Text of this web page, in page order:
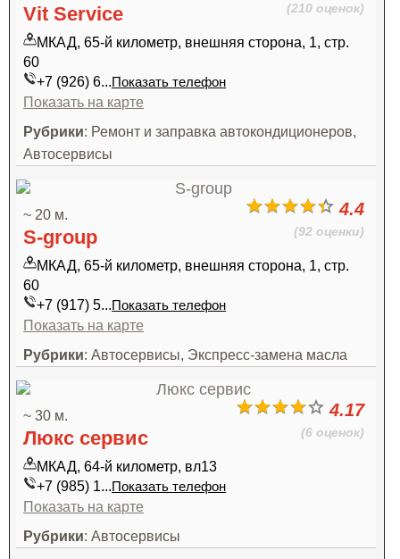
(210 оценок)
Vit Service
МКАД, 65-й километр, внешняя сторона, 1, стр.
60
+7 (926) 6...Показать телефон
Показать на карте
Рубрики: Ремонт и заправка автокондиционеров,
Автосервисы
4.4
(92 оценки)
~ 20 м.
S-group
МКАД, 65-й километр, внешняя сторона, 1, стр.
60
+7 (917) 5...Показать телефон
Показать на карте
Рубрики: Автосервисы, Экспресс-замена масла
4.17
(6 оценок)
~ 30 м.
Люкс сервис
МКАД, 64-й километр, вл13
+7 (985) 1...Показать телефон
Показать на карте
Рубрики: Автосервисы